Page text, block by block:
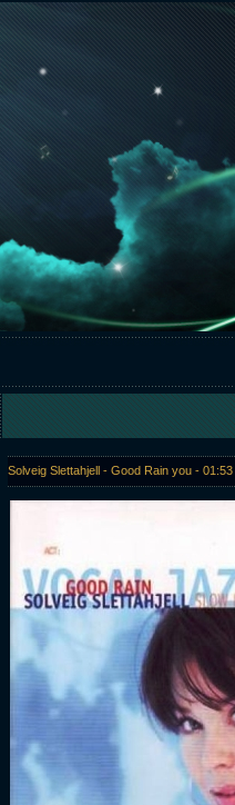
Solveig Slettahjell - Good Rain you -